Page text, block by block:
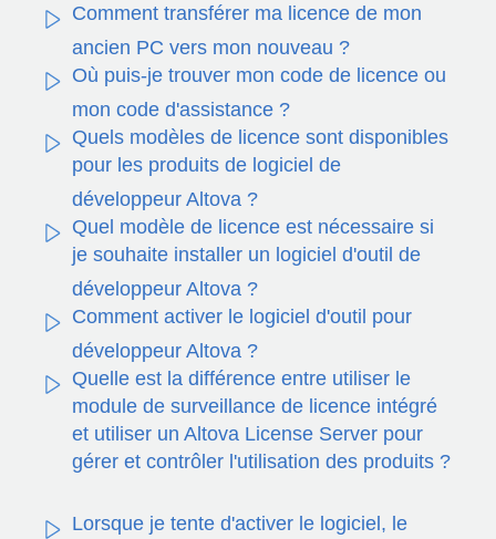
Comment transférer ma licence de mon
ancien PC vers mon nouveau ?
Où puis-je trouver mon code de licence ou
mon code d'assistance ?
Quels modèles de licence sont disponibles
pour les produits de logiciel de
développeur Altova ?
Quel modèle de licence est nécessaire si
je souhaite installer un logiciel d'outil de
développeur Altova ?
Comment activer le logiciel d'outil pour
développeur Altova ?
Quelle est la différence entre utiliser le
module de surveillance de licence intégré
et utiliser un Altova License Server pour
gérer et contrôler l'utilisation des produits ?
Lorsque je tente d'activer le logiciel, le